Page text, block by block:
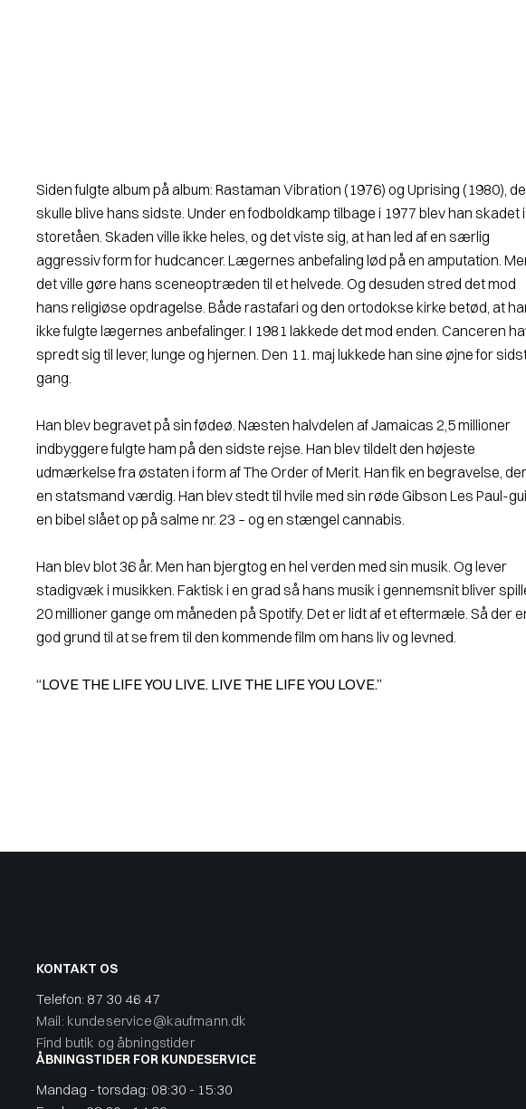
Siden fulgte album på album: Rastaman Vibration (1976) og Uprising (1980),
skulle blive hans sidste. Under en fodbold­kamp tilbage i 1977 blev han skadet i
storetåen. Skaden ville ikke heles, og det viste sig, at han led af en særlig
aggressiv form for hudcancer. Lægernes anbefaling lød på en amputation.
det ville gøre hans sceneoptræden til et helvede. Og desuden stred det mod
hans religiøse opdragelse. Både rastafari og den ortodokse kirke betød, at
ikke fulgte lægernes anbefalinger. I 1981 lak­kede det mod enden. Canceren
spredt sig til lever, lunge og hjernen. Den 11. maj lukkede han sine øjne for
gang.
Han blev begravet på sin fødeø. Næsten halvdelen af Jamai­cas 2,5 millioner
indbyggere fulgte ham på den sidste rejse. Han blev tildelt den højeste
udmærkelse fra østaten i form af The Or­der of Merit. Han fik en begravelse,
en statsmand værdig. Han blev stedt til hvile med sin røde Gibson Les Paul-
en bibel slået op på salme nr. 23 – og en stængel cannabis.
Han blev blot 36 år. Men han bjergtog en hel verden med sin musik. Og lever
stadigvæk i musikken. Faktisk i en grad så hans musik i gennemsnit bliver
20 millioner gange om måneden på Spotify. Det er lidt af et eftermæle. Så der
god grund til at se frem til den kommende film om hans liv og levned.
“LOVE THE LIFE YOU LIVE. LIVE THE LIFE YOU LOVE.”
KONTAKT OS
Telefon: 87 30 46 47
Mail: kundeservice@kaufmann.dk
Find butik og åbningstider
ÅBNINGSTIDER FOR KUNDESERVICE
Mandag - torsdag: 08:30 - 15:30